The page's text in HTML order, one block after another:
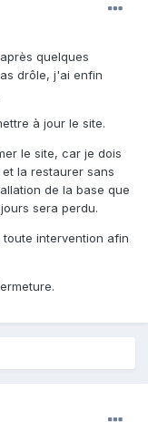
quelques
drôle, j'ai enfin
à jour le site.
le site, car je dois
la restaurer sans
de la base que
sera perdu.
intervention afin